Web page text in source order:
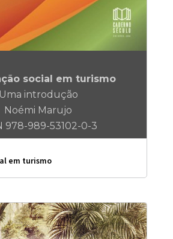
social em turismo
Uma introdução
Noémi Marujo
978-989-53102-0-3
em turismo